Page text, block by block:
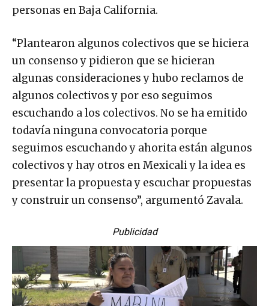
personas en Baja California.
“Plantearon algunos colectivos que se hiciera
un consenso y pidieron que se hicieran
algunas consideraciones y hubo reclamos de
algunos colectivos y por eso seguimos
escuchando a los colectivos. No se ha emitido
todavía ninguna convocatoria porque
seguimos escuchando y ahorita están algunos
colectivos y hay otros en Mexicali y la idea es
presentar la propuesta y escuchar propuestas
y construir un consenso”, argumentó Zavala.
Publicidad